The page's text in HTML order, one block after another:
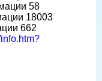
58
18003
662